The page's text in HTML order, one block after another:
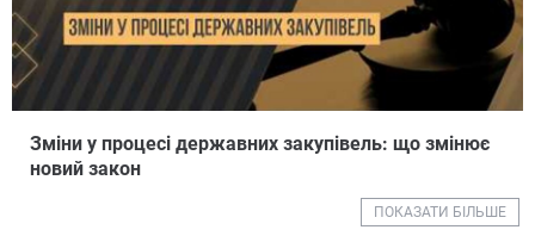
Зміни у процесі державних закупівель: що змінює
новий закон
ПОКАЗАТИ БІЛЬШЕ